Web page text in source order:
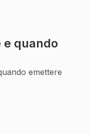
quando
emettere